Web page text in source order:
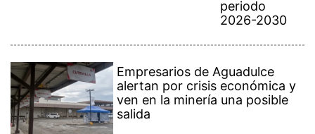
periodo
2026-2030
Empresarios de Aguadulce
alertan por crisis económica y
ven en la minería una posible
salida